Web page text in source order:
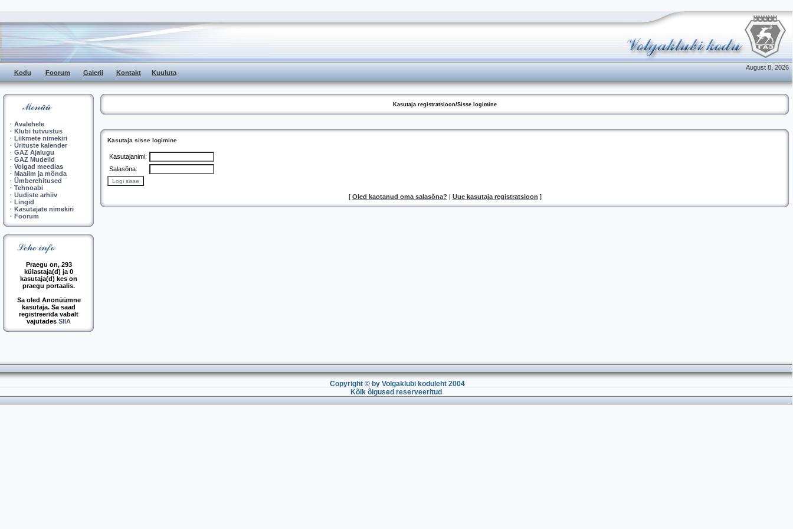
Kodu Foorum Galerii Kontakt Kuuluta
August 8, 2026
· Avalehele
· Klubi tutvustus
· Liikmete nimekiri
· Ürituste kalender
· GAZ Ajalugu
· GAZ Mudelid
· Volgad meedias
· Maailm ja mõnda
· Ümberehitused
· Tehnoabi
· Uudiste arhiiv
· Lingid
· Kasutajate nimekiri
· Foorum
Praegu on, 293
külastaja(d) ja 0
kasutaja(d) kes on
praegu portaalis.
Sa oled Anonüümne
kasutaja. Sa saad
registreerida vabalt
vajutades SIIA
Kasutaja registratsioon/Sisse logimine
Kasutaja sisse logimine
Kasutajanimi:
Salasõna:
[ Oled kaotanud oma salasõna? | Uue kasutaja registratsioon ]
Copyright © by Volgaklubi koduleht 2004
Kõik õigused reserveeritud